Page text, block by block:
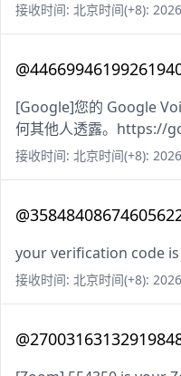
接收时间: 北京时间(+8):
[Google]您的 Google
何其他人透露。https://
接收时间: 北京时间(+8):
your verification code is
接收时间: 北京时间(+8):